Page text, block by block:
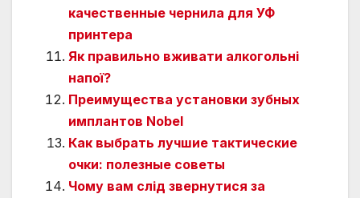
качественные чернила для УФ
принтера
Як правильно вживати алкогольні
напої?
Преимущества установки зубных
имплантов Nobel
Как выбрать лучшие тактические
очки: полезные советы
Чому вам слід звернутися за